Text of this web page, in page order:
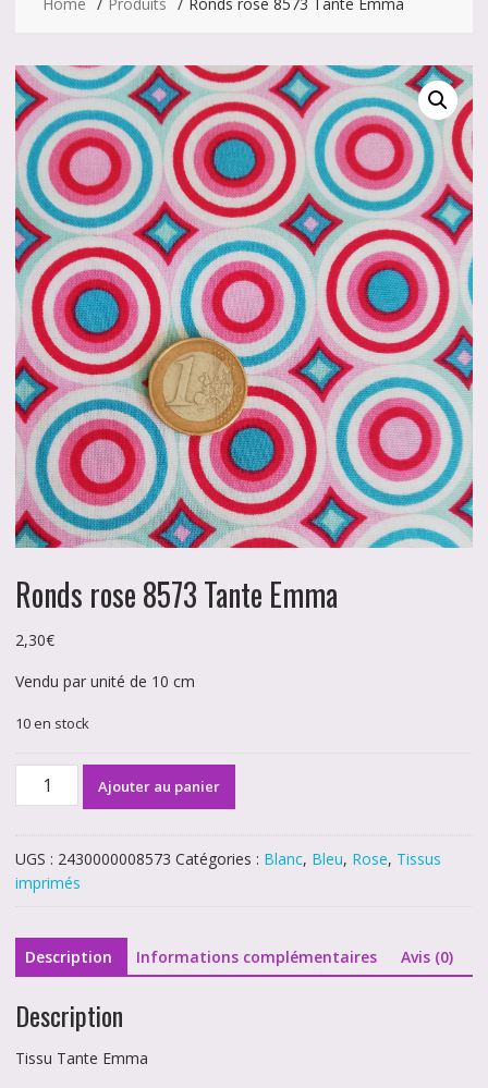
Ronds rose 8573 Tante Emma
2,30€
Vendu par unité de 10 cm
10 en stock
quantité
8573
Tante
Ajouter au panier
UGS : 2430000008573 Catégories : Blanc, Bleu, Rose, Tissus
imprimés
Description Informations complémentaires Avis (0)
Description
Tissu Tante Emma